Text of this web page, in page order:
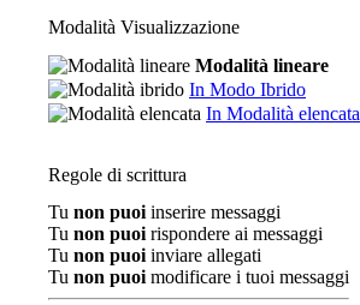
Modalità Visualizzazione
Modalità lineare
In Modo Ibrido
In Modalità elencata
Regole di scrittura
Tu non puoi inserire messaggi
Tu non puoi rispondere ai messaggi
Tu non puoi inviare allegati
Tu non puoi modificare i tuoi messaggi